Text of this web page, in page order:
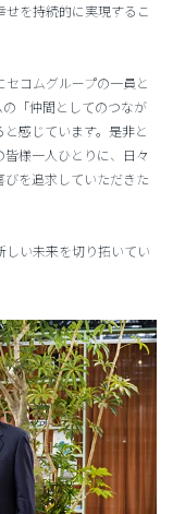
せを持続的に実現するこ
コムグループの一員と
「仲間としてのつなが
感じています。是非と
様一人ひとりに、日々
を追求していただきた
しい未来を切り拓いてい